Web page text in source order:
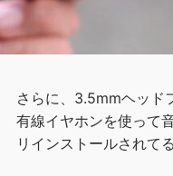
さらに、3.5mmヘッド
有線イヤホンを使って
リインストールされて